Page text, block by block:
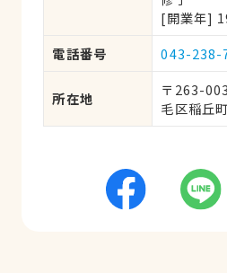
[開業年]
電話番号
043-238-
所在地
〒263-
毛区稲丘